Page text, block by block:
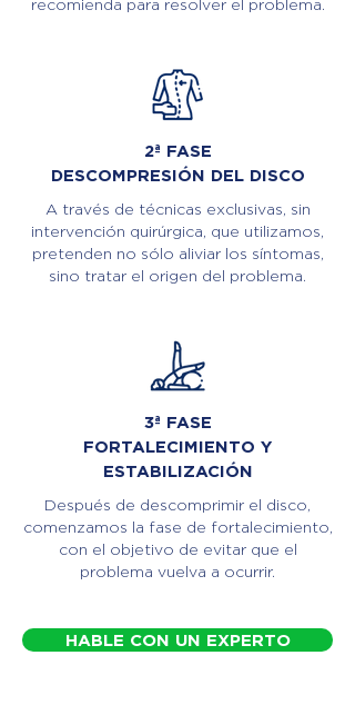
recomienda para resolver el problema.
2ª FASE
DESCOMPRESIÓN DEL DISCO
A través de técnicas exclusivas, sin
intervención quirúrgica, que utilizamos,
pretenden no sólo aliviar los síntomas,
sino tratar el origen del problema.
3ª FASE
FORTALECIMIENTO Y
ESTABILIZACIÓN
Después de descomprimir el disco,
comenzamos la fase de fortalecimiento,
con el objetivo de evitar que el
problema vuelva a ocurrir.
HABLE CON UN EXPERTO